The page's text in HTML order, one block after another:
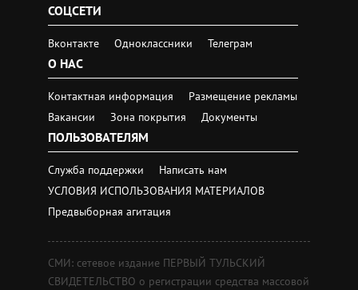
СОЦСЕТИ
Вконтакте Одноклассники Телеграм
О НАС
Контактная информация
Размещение рекламы
Вакансии
Зона покрытия Документы
ПОЛЬЗОВАТЕЛЯМ
Служба поддержки
Написать нам
УСЛОВИЯ ИСПОЛЬЗОВАНИЯ МАТЕРИАЛОВ
Предвыборная агитация
СМИ: сетевое издание ПЕРВЫЙ ТУЛЬСКИЙ
СВИДЕТЕЛЬСТВО о регистрации средства массовой